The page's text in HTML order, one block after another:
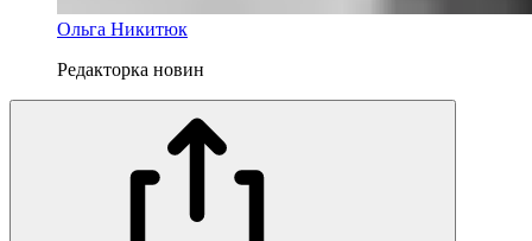
Ольга Никитюк
Редакторка новин